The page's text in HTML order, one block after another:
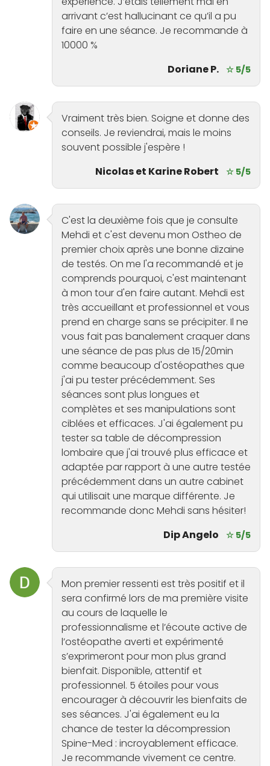
arrivant c’est hallucinant ce qu’il a pu
faire en une séance. Je recommande à
10000 %
Doriane P. ☆ 5/5
Vraiment très bien. Soigne et donne des
conseils. Je reviendrai, mais le moins
souvent possible j'espère !
Nicolas et Karine Robert
☆ 5/5
C'est la deuxième fois que je consulte
Mehdi et c'est devenu mon Ostheo de
premier choix après une bonne dizaine
de testés. On me l'a recommandé et je
comprends pourquoi, c'est maintenant
à mon tour d'en faire autant. Mehdi est
très accueillant et professionnel et vous
prend en charge sans se précipiter. Il ne
vous fait pas banalement craquer dans
une séance de pas plus de 15/20min
comme beaucoup d'ostéopathes que
j'ai pu tester précédemment. Ses
séances sont plus longues et
complètes et ses manipulations sont
ciblées et efficaces. J'ai également pu
tester sa table de décompression
lombaire que j'ai trouvé plus efficace et
adaptée par rapport à une autre testée
précédemment dans un autre cabinet
qui utilisait une marque différente. Je
recommande donc Mehdi sans hésiter!
Dip Angelo
☆ 5/5
Mon premier ressenti est très positif et il
sera confirmé lors de ma première visite
au cours de laquelle le
professionnalisme et l’écoute active de
l’ostéopathe averti et expérimenté
s’exprimeront pour mon plus grand
bienfait. Disponible, attentif et
professionnel. 5 étoiles pour vous
encourager à découvrir les bienfaits de
ses séances. J'ai également eu la
chance de tester la décompression
Spine-Med : incroyablement efficace.
Je recommande vivement ce centre.